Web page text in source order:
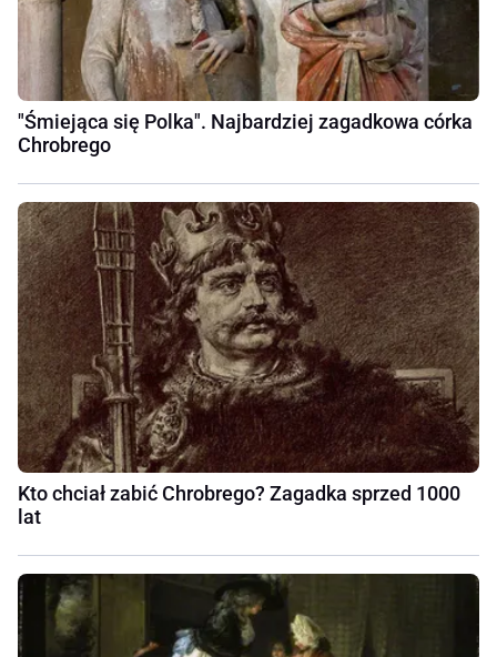
"Śmiejąca się Polka". Najbardziej zagadkowa córka
Chrobrego
Kto chciał zabić Chrobrego? Zagadka sprzed 1000
lat